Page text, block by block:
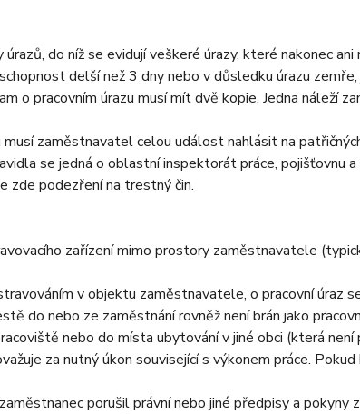
do níž se evidují veškeré úrazy, které nakonec
delší než 3 dny nebo v důsledku úrazu
o pracovním úrazu musí mít dvě kopie. Jedna náleží
zaměstnavatel celou událost nahlásit na
se jedná o oblastní inspektorát práce, pojišťovnu
zde podezření na trestný čin.
zařízení mimo prostory zaměstnavatele
v objektu zaměstnavatele, o pracovní úraz
do nebo ze zaměstnání rovněž není brán jako
nebo do místa ubytování v jiné obci (která
za nutný úkon související s výkonem práce.
porušil právní nebo jiné předpisy a pokyny